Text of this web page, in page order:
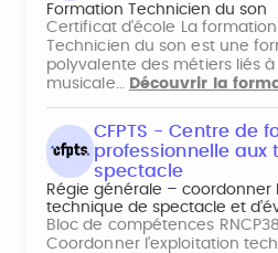
Formation Technicien du son
Certificat d'école La
Technicien du son est une
polyvalente des métiers liés
musicale… Découvrir la
CFPTS - Centre de
professionnelle aux
spectacle
Régie générale – coordonner
technique de spectacle et
Bloc de compétences
Coordonner l’exploitation